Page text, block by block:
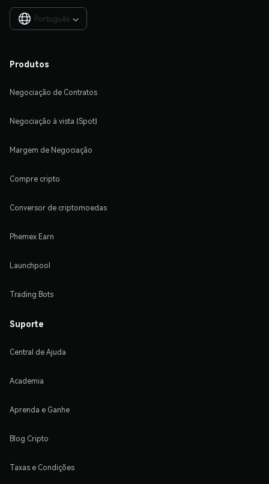
Português 
Produtos
Negociação de Contratos
Negociação à vista (Spot)
Margem de Negociação
Compre cripto
Conversor de criptomoedas
Phemex Earn
Launchpool
Trading Bots
Suporte
Central de Ajuda
Academia
Aprenda e Ganhe
Blog Cripto
Taxas e Condições